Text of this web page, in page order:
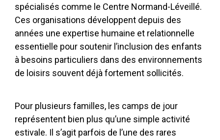
spécialisés comme le Centre Normand-Léveillé.
Ces organisations développent depuis des
années une expertise humaine et relationnelle
essentielle pour soutenir l’inclusion des enfants
à besoins particuliers dans des environnements
de loisirs souvent déjà fortement sollicités.
Pour plusieurs familles, les camps de jour
représentent bien plus qu’une simple activité
estivale. Il s’agit parfois de l’une des rares